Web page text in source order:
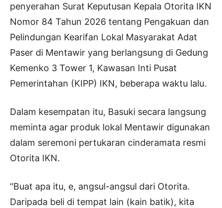
penyerahan Surat Keputusan Kepala Otorita IKN
Nomor 84 Tahun 2026 tentang Pengakuan dan
Pelindungan Kearifan Lokal Masyarakat Adat
Paser di Mentawir yang berlangsung di Gedung
Kemenko 3 Tower 1, Kawasan Inti Pusat
Pemerintahan (KIPP) IKN, beberapa waktu lalu.
Dalam kesempatan itu, Basuki secara langsung
meminta agar produk lokal Mentawir digunakan
dalam seremoni pertukaran cinderamata resmi
Otorita IKN.
“Buat apa itu, e, angsul-angsul dari Otorita.
Daripada beli di tempat lain (kain batik), kita